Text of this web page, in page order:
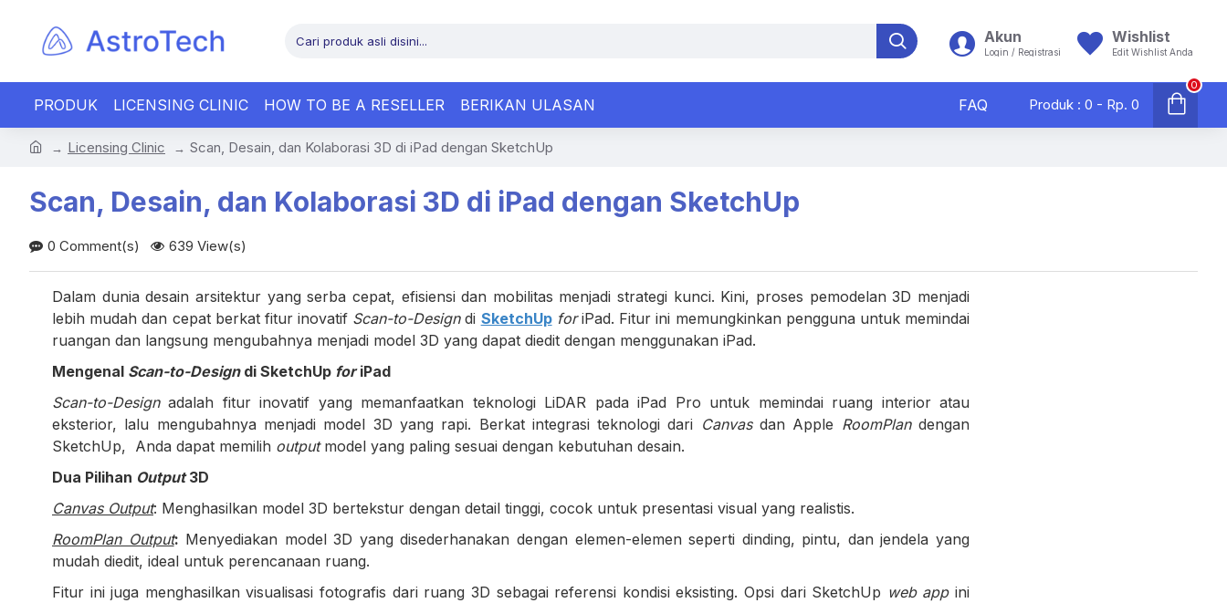
Akun
Login / Registrasi
Wishlist
Edit Wishlist Anda
PRODUK LICENSING CLINIC HOW TO BE A RESELLER BERIKAN ULASAN FAQ Produk : 0 - Rp. 0
0
Licensing Clinic Scan, Desain, dan Kolaborasi 3D di iPad dengan SketchUp
Scan, Desain, dan Kolaborasi 3D di iPad dengan SketchUp
0 Comment(s) 639 View(s)
Dalam dunia desain arsitektur yang serba cepat, efisiensi dan mobilitas menjadi strategi kunci. Kini, proses pemodelan 3D menjadi
lebih mudah dan cepat berkat fitur inovatif Scan-to-Designdi SketchUp foriPad. Fitur ini memungkinkan pengguna untuk memindai
ruangan dan langsung mengubahnya menjadi model 3D yang dapat diedit dengan menggunakan iPad.
Mengenal Scan-to-Design di SketchUp foriPad
Scan-to-Designadalah fitur inovatif yang memanfaatkan teknologi LiDAR pada iPad Pro untuk memindai ruang interior atau
eksterior, lalu mengubahnya menjadi model 3D yang rapi. Berkat integrasi teknologi dari Canvasdan Apple RoomPlan dengan
SketchUp, Anda dapat memilih output model yang paling sesuai dengan kebutuhan desain.
Dua Pilihan Output3D
Canvas Output: Menghasilkan model 3D bertekstur dengan detail tinggi, cocok untuk presentasi visual yang realistis.
RoomPlan Output: Menyediakan model 3D yang disederhanakan dengan elemen-elemen seperti dinding, pintu, dan jendela yang
mudah diedit, ideal untuk perencanaan ruang.
Fitur ini juga menghasilkan visualisasi fotografis dari ruang 3D sebagai referensi kondisi eksisting. Opsi dari SketchUp web appini